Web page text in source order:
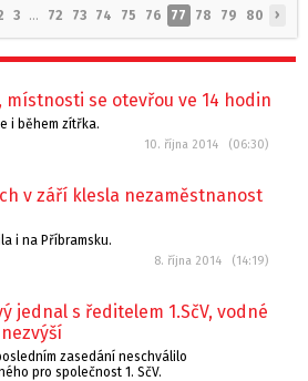
3 ... 72 73 74 75 76 77 78 79 80 ›
místnosti se otevřou ve 14 hodin
i během zítřka.
10. října 2014 (06:30)
v září klesla nezaměstnanost
i na Příbramsku.
8. října 2014 (14:19)
jednal s ředitelem 1.SčV, vodné
zasedání neschválilo
pro společnost 1. SčV.